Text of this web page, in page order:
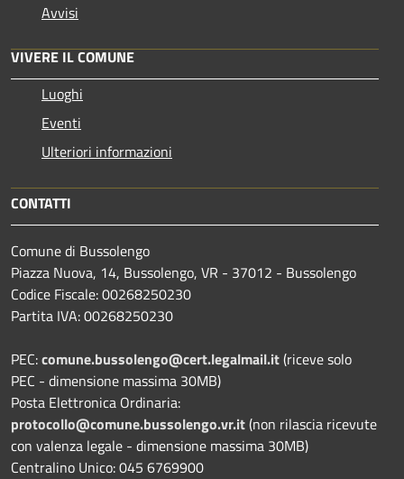
Avvisi
VIVERE IL COMUNE
Luoghi
Eventi
Ulteriori informazioni
CONTATTI
Comune di Bussolengo
Piazza Nuova, 14, Bussolengo, VR - 37012 - Bussolengo
Codice Fiscale: 00268250230
Partita IVA: 00268250230
PEC:comune.bussolengo@cert.legalmail.it(riceve solo
PEC - dimensione massima 30MB)
Posta Elettronica Ordinaria:
protocollo@comune.bussolengo.vr.it(non rilascia ricevute
con valenza legale - dimensione massima 30MB)
Centralino Unico: 045 6769900